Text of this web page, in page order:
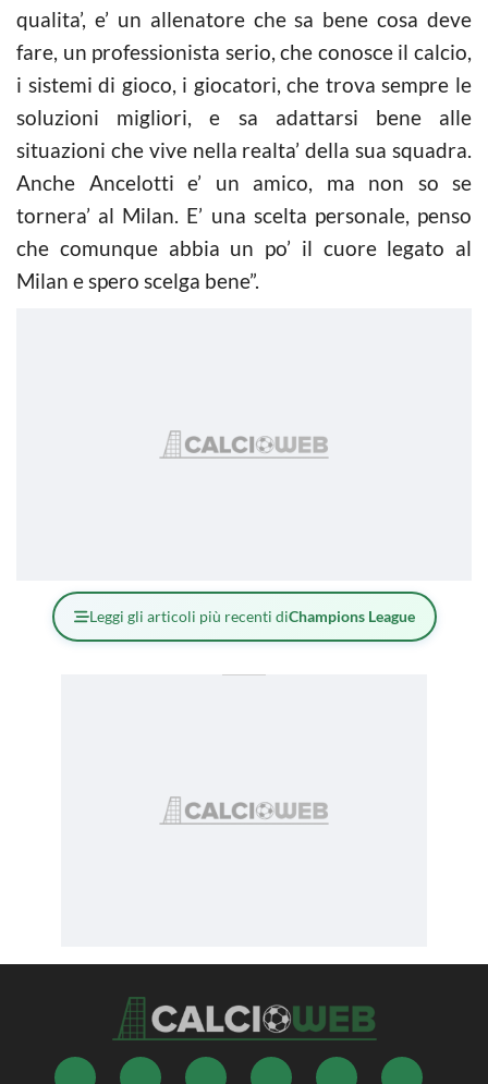
qualita’, e’ un allenatore che sa bene cosa deve
fare, un professionista serio, che conosce il calcio,
i sistemi di gioco, i giocatori, che trova sempre le
soluzioni migliori, e sa adattarsi bene alle
situazioni che vive nella realta’ della sua squadra.
Anche Ancelotti e’ un amico, ma non so se
tornera’ al Milan. E’ una scelta personale, penso
che comunque abbia un po’ il cuore legato al
Milan e spero scelga bene”.
Leggi gli articoli più recenti diChampions League